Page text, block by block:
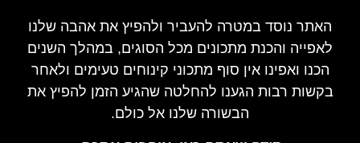
האתר נוסד במטרה להעביר ולהפיץ את אהבה שלנו
לאפייה והכנת מתכונים מכל הסוגים, במהלך השנים
הכנו ואפינו אין סוף מתכוני קינוחים טעימים ולאחר
בקשות רבות הגענו להחלטה שהגיע הזמן להפיץ את
הבשורה שלנו אל כולם.